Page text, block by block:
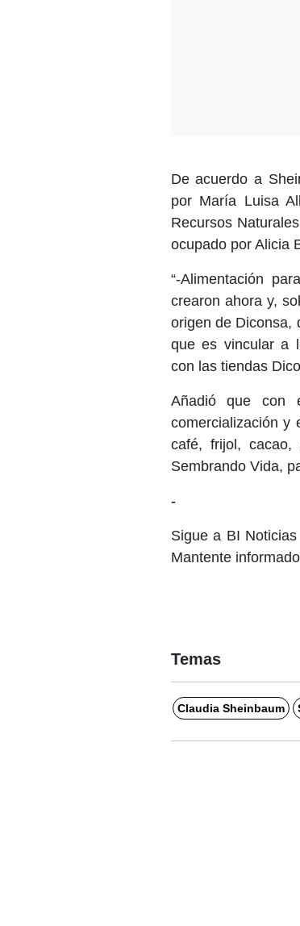
De acuerdo a
por María Luisa
Recursos
ocupado por Alicia
“-Alimentación
crearon ahora y,
origen de Diconsa,
que es vincular a
con las tiendas
Añadió que con
comercialización y
café, frijol,
Sembrando Vida,
-
Sigue a BI
Mantente
Temas
Claudia Sheinbaum